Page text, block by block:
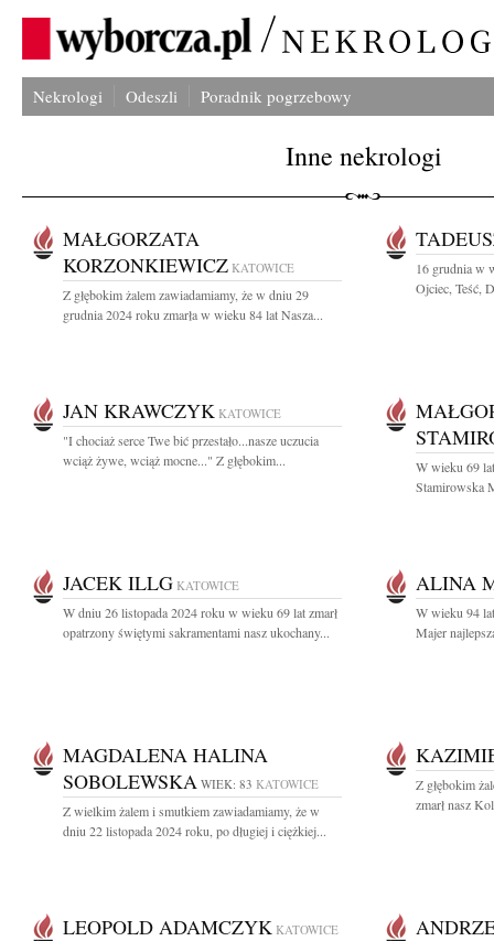
Nekrologi Odeszli Poradnik pogrzebowy
Inne nekrologi
MAŁGORZATA
KORZONKIEWICZ KATOWICE
Z głębokim żalem zawiadamiamy, że w dniu 29
grudnia 2024 roku zmarła w wieku 84 lat Nasza...
16 grudnia w
Ojciec, Teść,
JAN KRAWCZYK KATOWICE
"I chociaż serce Twe bić przestało...nasze uczucia
wciąż żywe, wciąż mocne..." Z głębokim...
W wieku 69
Stamirowska
JACEK ILLG KATOWICE
W dniu 26 listopada 2024 roku w wieku 69 lat zmarł
opatrzony świętymi sakramentami nasz ukochany...
ALINA
W wieku 94
Majer
MAGDALENA HALINA
SOBOLEWSKA WIEK: 83 KATOWICE
Z wielkim żalem i smutkiem zawiadamiamy, że w
dniu 22 listopada 2024 roku, po długiej i ciężkiej...
Z głębokim
zmarł nasz
LEOPOLD ADAMCZYK KATOWICE